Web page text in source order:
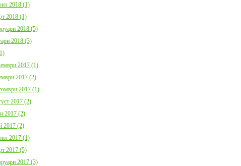
2018 (1)
2018 (1)
2018 (5)
2018 (3)
2017 (1)
2017 (2)
2017 (1)
2017 (2)
2017 (2)
2017 (2)
2017 (1)
2017 (5)
2017 (3)